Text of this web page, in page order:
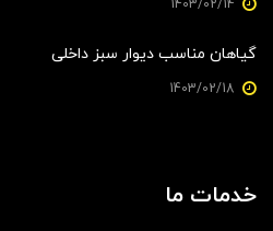
گیاهان مناسب دیوار سبز داخلی
خدمات ما